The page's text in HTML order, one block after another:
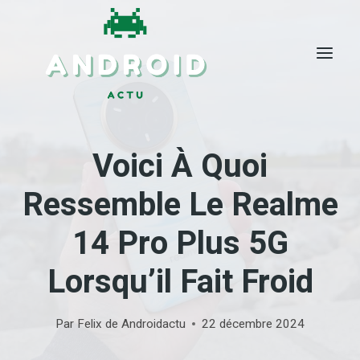
Voici À Quoi
Ressemble Le Realme
14 Pro Plus 5G
Lorsqu’il Fait Froid
Par Felix de Androidactu 22 décembre 2024